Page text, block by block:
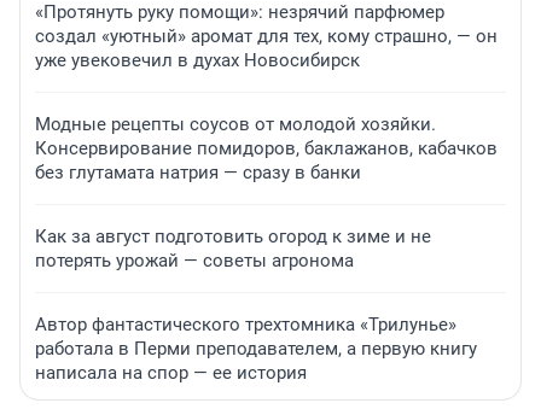
«Протянуть руку помощи»: незрячий парфюмер
создал «уютный» аромат для тех, кому страшно, — он
уже увековечил в духах Новосибирск
Модные рецепты соусов от молодой хозяйки.
Консервирование помидоров, баклажанов, кабачков
без глутамата натрия — сразу в банки
Как за август подготовить огород к зиме и не
потерять урожай — советы агронома
Автор фантастического трехтомника «Трилунье»
работала в Перми преподавателем, а первую книгу
написала на спор — ее история